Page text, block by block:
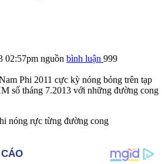
02:57pm nguồn bình luận 999
Phi 2011 cực kỳ nóng bỏng trên tạp
số tháng 7.2013 với những đường cong